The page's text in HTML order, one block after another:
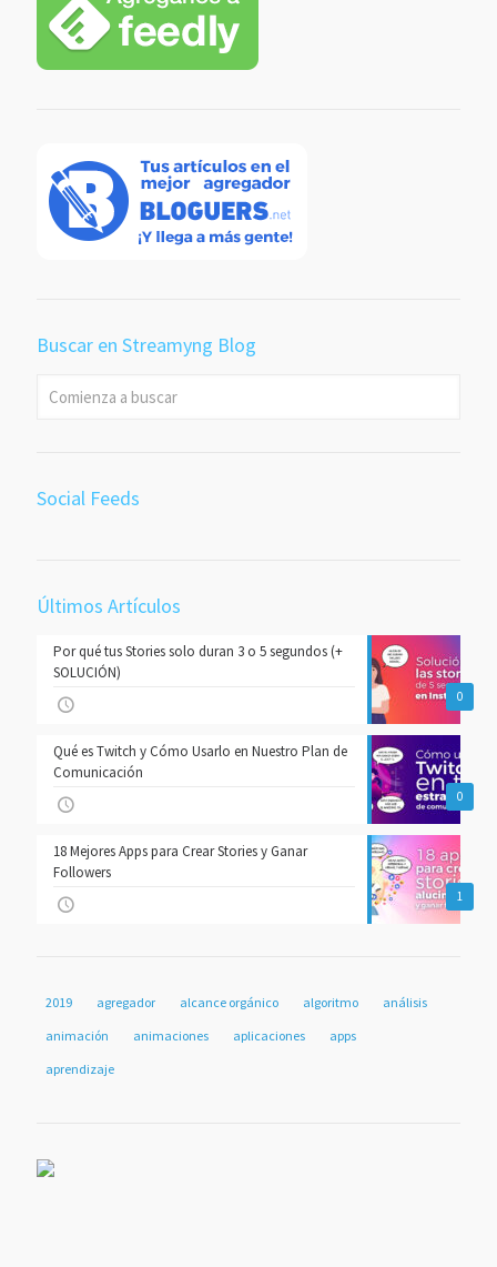
Buscar en Streamyng Blog
Social Feeds
Últimos Artículos
0
Por qué tus Stories solo duran 3 o 5 segundos (+
SOLUCIÓN)
0
Qué es Twitch y Cómo Usarlo en Nuestro Plan de
Comunicación
1
18 Mejores Apps para Crear Stories y Ganar
Followers
2019 agregador alcance orgánico algoritmo
análisis
animación
animaciones aplicaciones
apps
aprendizaje